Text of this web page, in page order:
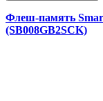
Флеш-память
(SB008GB2SCK)